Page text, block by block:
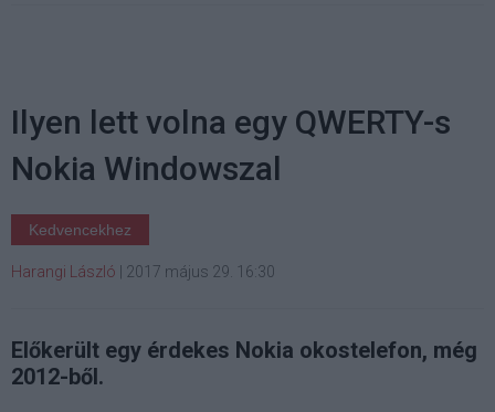
Ilyen lett volna egy QWERTY-s
Nokia Windowszal
Kedvencekhez
Harangi László 2017 május 29. 16:30
Előkerült egy érdekes Nokia okostelefon, még
2012-ből.